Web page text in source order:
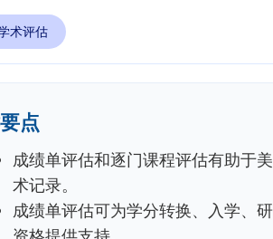
术评估
点
成绩单评估和逐门课程评估有助于
术记录。
成绩单评估可为学分转换、入学、